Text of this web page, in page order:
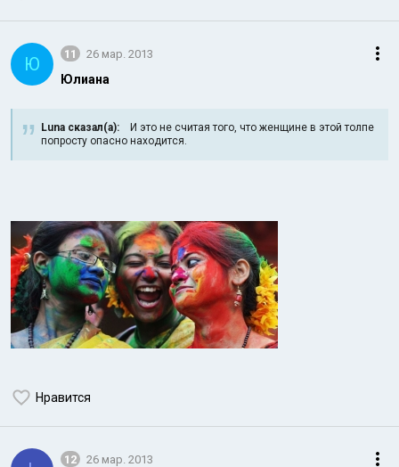
Ю 11 26 мар. 2013
Юлиана
Luna сказал(а): И это не считая того, что женщине в этой толпе
попросту опасно находится.
Нравится
12 26 мар. 2013